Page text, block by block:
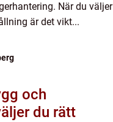
När du väljer
är det vikt...
och
så väljer du rätt